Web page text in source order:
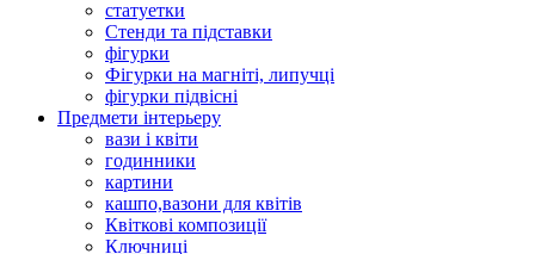
статуетки
Стенди та підставки
фігурки
Фігурки на магніті, липучці
фігурки підвісні
Предмети інтерьеру
вази і квіти
годинники
картини
кашпо,вазони для квітів
Квіткові композиції
Ключниці